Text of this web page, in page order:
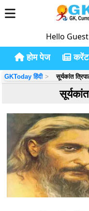
Hello
होम पेज करेंट
GKToday हिंदी सूर्यकांत
सूर्यकांत